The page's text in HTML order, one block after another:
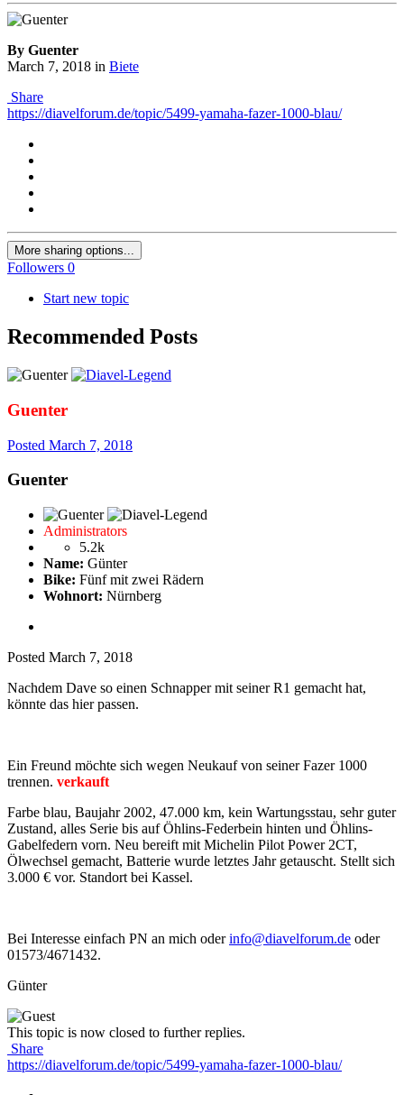
By Guenter
March 7, 2018 in Biete
Share
https://diavelforum.de/topic/5499-yamaha-fazer-1000-blau/
More sharing options...
Followers 0
Start new topic
Recommended Posts
Guenter
Posted March 7, 2018
Guenter
Administrators
5.2k
Name: Günter
Bike: Fünf mit zwei Rädern
Wohnort: Nürnberg
Posted March 7, 2018
Nachdem Dave so einen Schnapper mit seiner R1 gemacht hat,
könnte das hier passen.
Ein Freund möchte sich wegen Neukauf von seiner Fazer 1000
trennen. verkauft
Farbe blau, Baujahr 2002, 47.000 km, kein Wartungsstau, sehr guter
Zustand, alles Serie bis auf Öhlins-Federbein hinten und Öhlins-
Gabelfedern vorn. Neu bereift mit Michelin Pilot Power 2CT,
Ölwechsel gemacht, Batterie wurde letztes Jahr getauscht. Stellt sich
3.000 € vor. Standort bei Kassel.
Bei Interesse einfach PN an mich oderinfo@diavelforum.de oder
01573/4671432.
Günter
This topic is now closed to further replies.
Share
https://diavelforum.de/topic/5499-yamaha-fazer-1000-blau/